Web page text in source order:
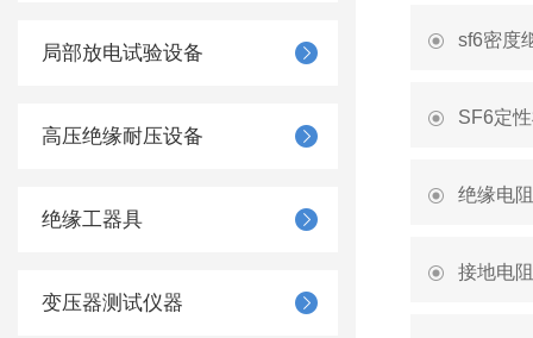
局部放电试验设备
高压绝缘耐压设备
绝缘工器具
变压器测试仪器
sf6密度
SF6定
绝缘电
接地电